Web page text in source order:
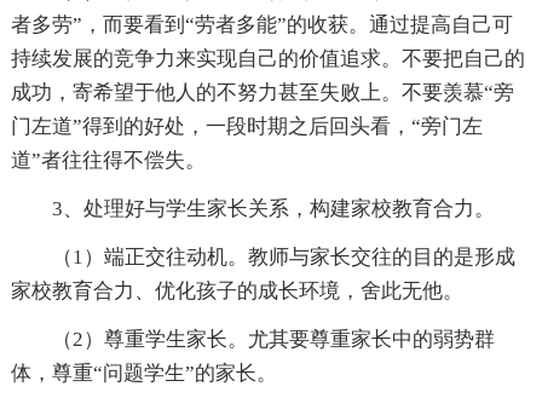
者多劳”，而要看到“劳者多能”的收获。通过提高自己可
持续发展的竞争力来实现自己的价值追求。不要把自己的
成功，寄希望于他人的不努力甚至失败上。不要羡慕“旁
门左道”得到的好处，一段时期之后回头看，“旁门左
道”者往往得不偿失。
3、处理好与学生家长关系，构建家校教育合力。
（1）端正交往动机。教师与家长交往的目的是形成
家校教育合力、优化孩子的成长环境，舍此无他。
（2）尊重学生家长。尤其要尊重家长中的弱势群
体，尊重“问题学生”的家长。